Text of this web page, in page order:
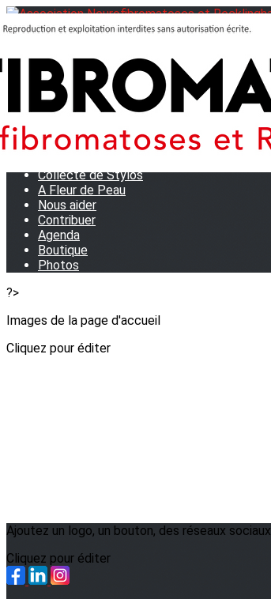
<
Journées Partage 2026 - La Rochelle
Les manifestations
Tom et son doudou
OSE TA VOIX
Collecte de Stylos
A Fleur de Peau
Nous aider
Contribuer
Agenda
Boutique
Photos
?>
Images de la page d'accueil
Cliquez pour éditer
Ajoutez un logo, un bouton, des réseaux sociaux
Cliquez pour éditer